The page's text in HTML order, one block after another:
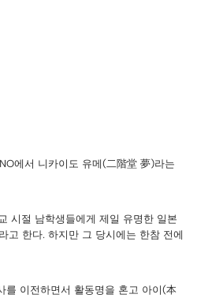
에서 니카이도 유메(二階堂 夢)라는
시절 남학생들에게 제일 유명한 일본
고 한다. 하지만 그 당시에는 한참 전에
를 이전하면서 활동명을 혼고 아이(本